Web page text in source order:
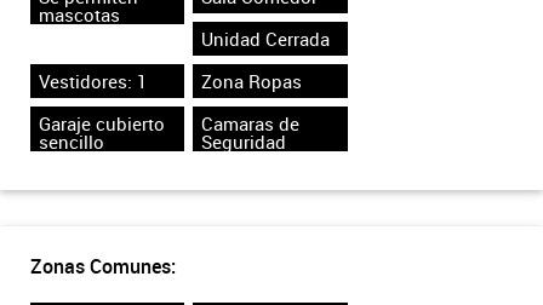
mascotas
Unidad Cerrada
Vestidores: 1
Zona Ropas
Garaje cubierto
sencillo
Camaras de
Seguridad
Zonas Comunes: